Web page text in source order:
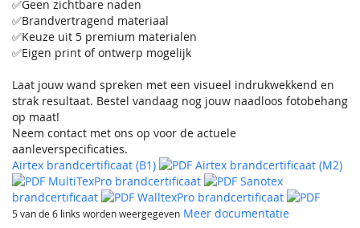
✅Geen zichtbare naden
✅Brandvertragend materiaal
✅Keuze uit 5 premium materialen
✅Eigen print of ontwerp mogelijk
Laat jouw wand spreken met een visueel indrukwekkend en
strak resultaat. Bestel vandaag nog jouw naadloos fotobehang
op maat!
Neem contact met ons op voor de actuele
aanleverspecificaties.
Airtex brandcertificaat (B1)
Airtex brandcertificaat (M2)
MultiTexPro brandcertificaat
Sanotex
brandcertificaat
WalltexPro brandcertificaat
5 van de 6 links worden weergegeven Meer documentatie